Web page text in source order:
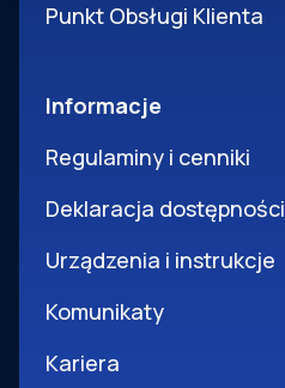
Punkt Obsługi Klienta
Informacje
Regulaminy i cenniki
Deklaracja dostępności
Urządzenia i instrukcje
Komunikaty
Kariera